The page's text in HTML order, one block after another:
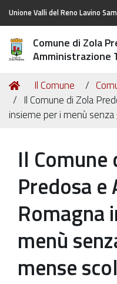
Unione Valli del Reno Lavino
Comune di Zola
Amministrazione
Tu
sei
qui:
Home
Il Comune
Il Comune di Zola
insieme per i menù
Il Comune
Predosa e
Romagna
menù
mense